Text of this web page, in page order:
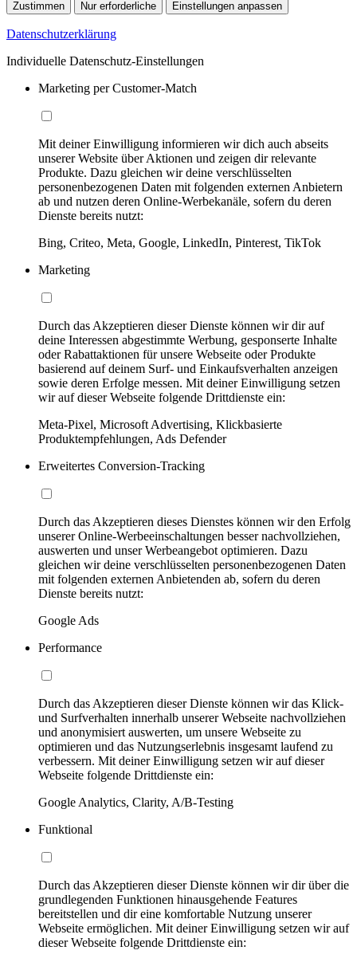
Zustimmen Nur erforderliche Einstellungen anpassen
Datenschutzerklärung
Individuelle Datenschutz-Einstellungen
Marketing per Customer-Match
Mit deiner Einwilligung informieren wir dich auch abseits
unserer Website über Aktionen und zeigen dir relevante
Produkte. Dazu gleichen wir deine verschlüsselten
personenbezogenen Daten mit folgenden externen Anbietern
ab und nutzen deren Online-Werbekanäle, sofern du deren
Dienste bereits nutzt:
Bing, Criteo, Meta, Google, LinkedIn, Pinterest, TikTok
Marketing
Durch das Akzeptieren dieser Dienste können wir dir auf
deine Interessen abgestimmte Werbung, gesponserte Inhalte
oder Rabattaktionen für unsere Webseite oder Produkte
basierend auf deinem Surf- und Einkaufsverhalten anzeigen
sowie deren Erfolge messen. Mit deiner Einwilligung setzen
wir auf dieser Webseite folgende Drittdienste ein:
Meta-Pixel, Microsoft Advertising, Klickbasierte
Produktempfehlungen, Ads Defender
Erweitertes Conversion-Tracking
Durch das Akzeptieren dieses Dienstes können wir den Erfolg
unserer Online-Werbeeinschaltungen besser nachvollziehen,
auswerten und unser Werbeangebot optimieren. Dazu
gleichen wir deine verschlüsselten personenbezogenen Daten
mit folgenden externen Anbietenden ab, sofern du deren
Dienste bereits nutzt:
Google Ads
Performance
Durch das Akzeptieren dieser Dienste können wir das Klick-
und Surfverhalten innerhalb unserer Webseite nachvollziehen
und anonymisiert auswerten, um unsere Webseite zu
optimieren und das Nutzungserlebnis insgesamt laufend zu
verbessern. Mit deiner Einwilligung setzen wir auf dieser
Webseite folgende Drittdienste ein:
Google Analytics, Clarity, A/B-Testing
Funktional
Durch das Akzeptieren dieser Dienste können wir dir über die
grundlegenden Funktionen hinausgehende Features
bereitstellen und dir eine komfortable Nutzung unserer
Webseite ermöglichen. Mit deiner Einwilligung setzen wir auf
dieser Webseite folgende Drittdienste ein: